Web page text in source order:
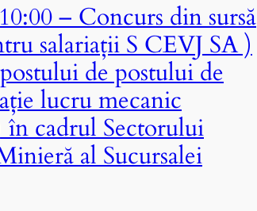
– Concurs din sursă
salariații S CEVJ SA )
de postului de
lucru mecanic
cadrul Sectorului
al Sucursalei